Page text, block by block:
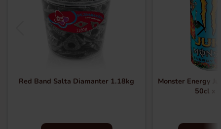
Red Band Salta Diamanter 1.18kg
Monster Energy
50cl x